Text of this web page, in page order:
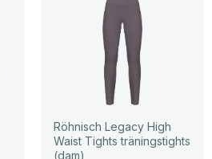
Röhnisch Legacy High
Waist Tights träningstights
(dam)